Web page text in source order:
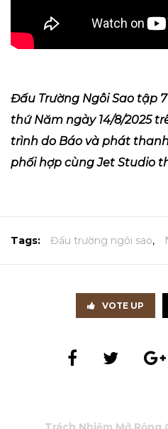
Đấu Trường Ngôi Sao tập
thứ Năm ngày 14/8/2025
trình do Báo và phát
phối hợp cùng Jet Studio
Tags: Đấu trường ngôi sao,
VOTE UP